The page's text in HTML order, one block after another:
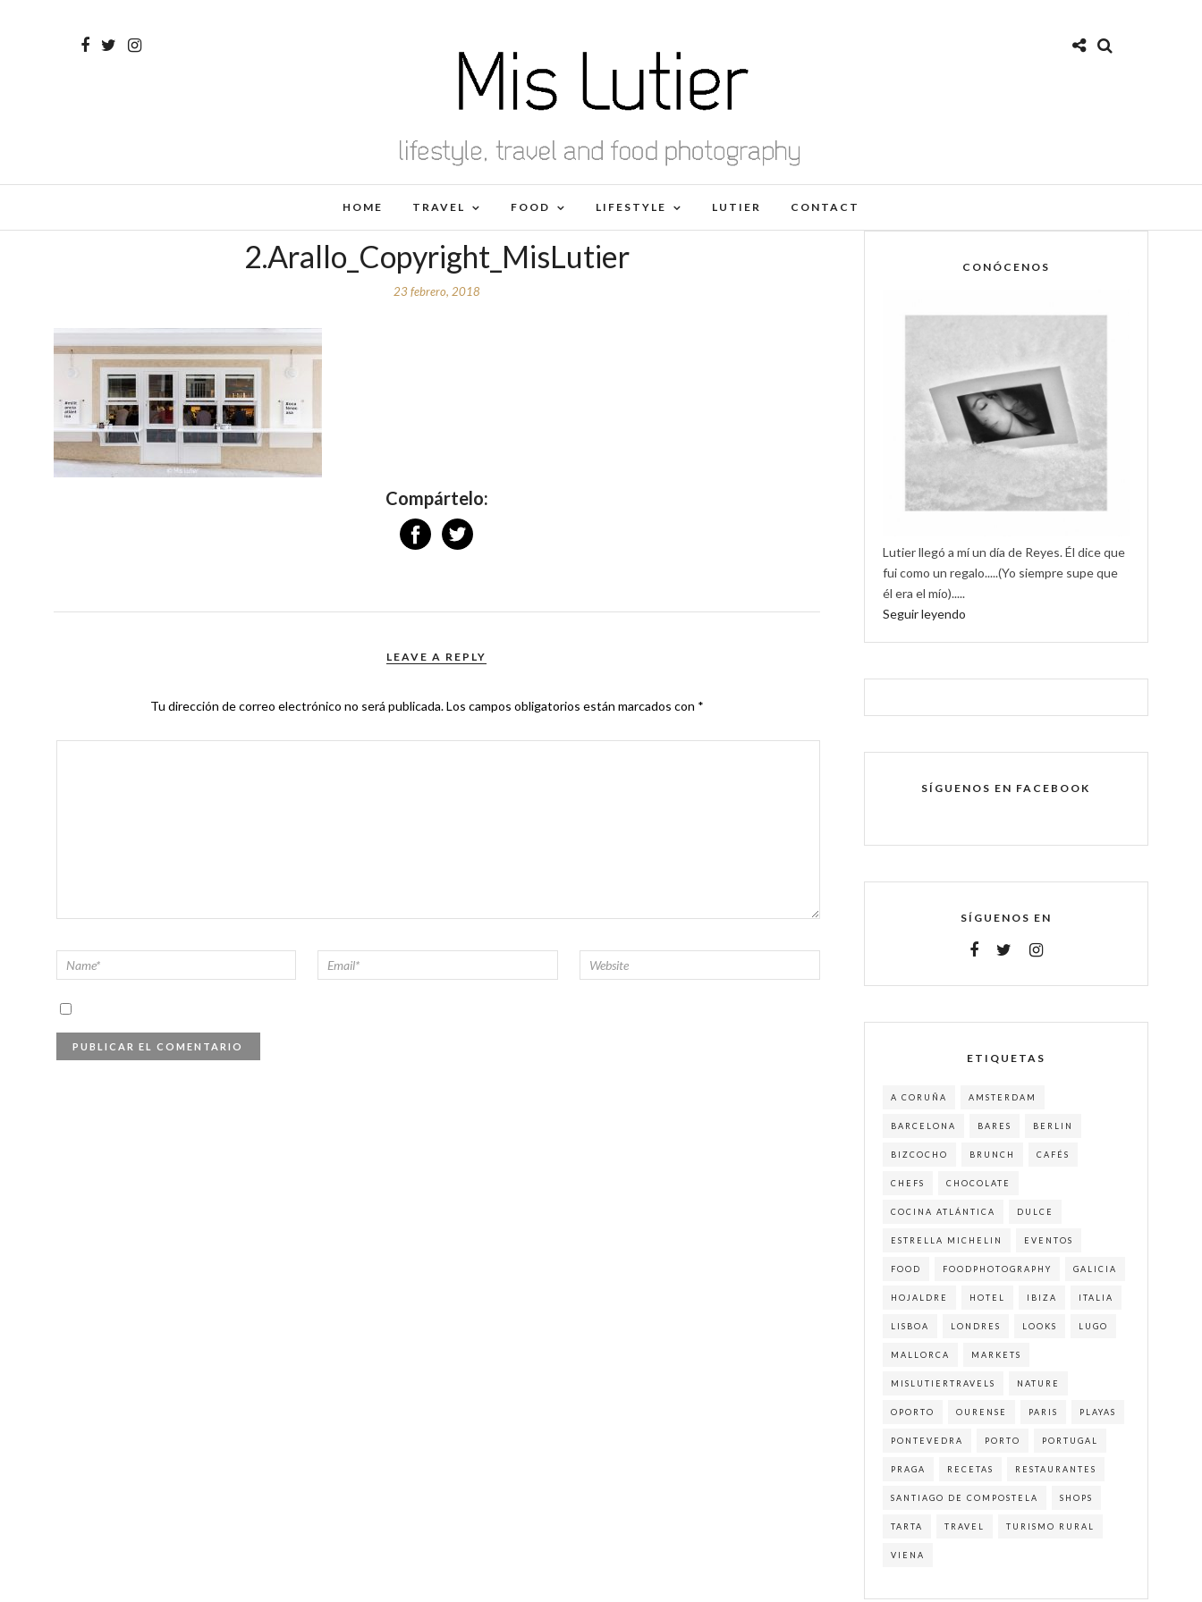
HOME TRAVEL FOOD LIFESTYLE LUTIER CONTACT
2.Arallo_Copyright_MisLutier
23 febrero, 2018
Compártelo:
LEAVE A REPLY
Tu dirección de correo electrónico no será publicada.Los campos obligatorios están marcados con *
CONÓCENOS
Lutier llegó a mí un día de Reyes. Él dice que
fui como un regalo.....(Yo siempre supe que
él era el mío).....
Seguir leyendo
SÍGUENOS EN FACEBOOK
SÍGUENOS EN
ETIQUETAS
A CORUÑA AMSTERDAM
BARCELONA BARES BERLIN
BIZCOCHO BRUNCH CAFÉS
CHEFS CHOCOLATE
COCINA ATLÁNTICA DULCE
ESTRELLA MICHELIN EVENTOS
FOOD FOODPHOTOGRAPHY GALICIA
HOJALDRE HOTEL IBIZA ITALIA
LISBOA LONDRES LOOKS LUGO
MALLORCA MARKETS
MISLUTIERTRAVELS NATURE
OPORTO OURENSE PARIS PLAYAS
PONTEVEDRA PORTO PORTUGAL
PRAGA RECETAS RESTAURANTES
SANTIAGO DE COMPOSTELA SHOPS
TARTA TRAVEL TURISMO RURAL
VIENA